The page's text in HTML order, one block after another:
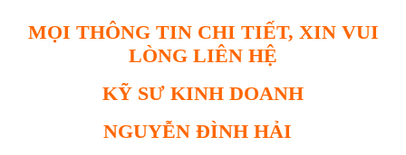
MỌI THÔNG TIN CHI TIẾT, XIN VUI
LÒNG LIÊN HỆ
KỸ SƯ KINH DOANH
NGUYỄN ĐÌNH HẢI